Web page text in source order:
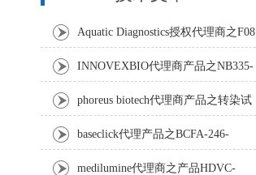
Aquatic Diagnostics授权代理商之F08
Anti-Turbot IgM monoclonal antibody
INNOVEXBIO代理商产品之NB335-
60-60ML Fc Receptor Blocker – Azide-Free
phoreus biotech代理商产品之转染试
剂BAPtofect-25 5mg kit
baseclick代理产品之BCFA-246-
5mg，Tri-β-GalNAc-PEG3-Azide
medilumine代理商之产品HDVC-